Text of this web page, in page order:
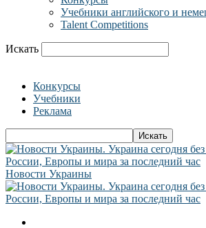
Учебники английского и
Talent Competitions
Искать
Конкурсы
Учебники
Реклама
Новости Украины